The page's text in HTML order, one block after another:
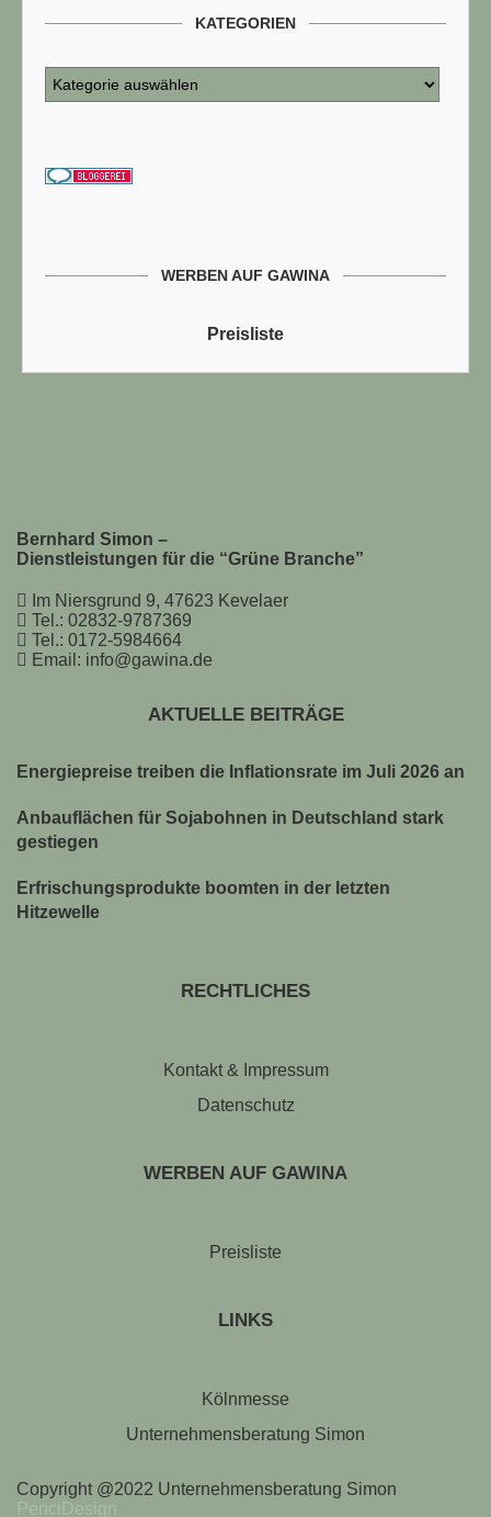
KATEGORIEN
WERBEN AUF GAWINA
Preisliste
Bernhard Simon –
Dienstleistungen für die “Grüne Branche”
Im Niersgrund 9, 47623 Kevelaer
Tel.: 02832-9787369
Tel.: 0172-5984664
Email: info@gawina.de
AKTUELLE BEITRÄGE
Energiepreise treiben die Inflationsrate im Juli 2026 an
Anbauflächen für Sojabohnen in Deutschland stark
gestiegen
Erfrischungsprodukte boomten in der letzten
Hitzewelle
RECHTLICHES
Kontakt & Impressum
Datenschutz
WERBEN AUF GAWINA
Preisliste
LINKS
Kölnmesse
Unternehmensberatung Simon
Copyright @2022 Unternehmensberatung Simon